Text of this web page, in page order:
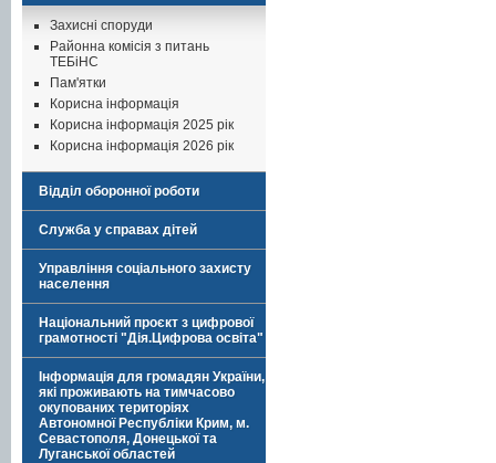
Захисні споруди
Районна комісія з питань
ТЕБіНС
Пам'ятки
Корисна інформація
Корисна інформація 2025 рік
Корисна інформація 2026 рік
Відділ оборонної роботи
Служба у справах дітей
Управління соціального захисту
населення
Національний проєкт з цифрової
грамотності "Дія.Цифрова освіта"
Інформація для громадян України,
які проживають на тимчасово
окупованих територіях
Автономної Республіки Крим, м.
Севастополя, Донецької та
Луганської областей